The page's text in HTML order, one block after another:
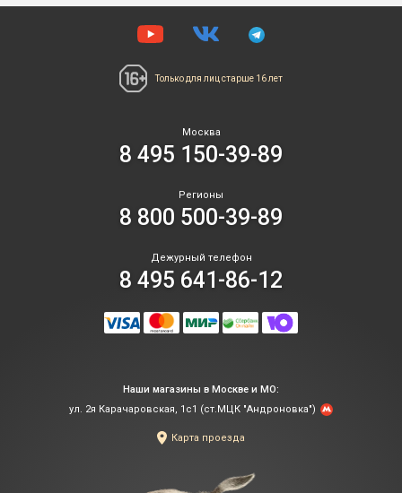
Только для лиц старше 16 лет
Москва
8 495 150-39-89
Регионы
8 800 500-39-89
Дежурный телефон
8 495 641-86-12
Наши магазины в Москве и МО:
ул. 2я Карачаровская, 1с1 (ст.МЦК "Андроновка")
Карта проезда